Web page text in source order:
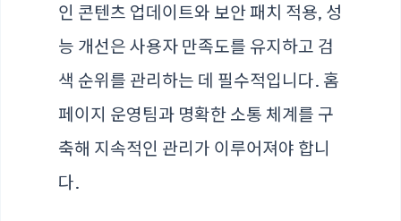
인 콘텐츠 업데이트와 보안 패치 적용, 성
능 개선은 사용자 만족도를 유지하고 검
색 순위를 관리하는 데 필수적입니다. 홈
페이지 운영팀과 명확한 소통 체계를 구
축해 지속적인 관리가 이루어져야 합니
다.